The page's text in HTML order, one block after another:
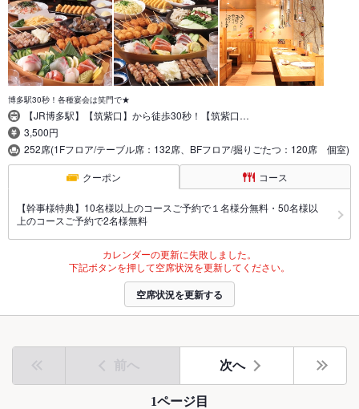
博多駅30秒！各種宴会は笑門で★
【JR博多駅】【筑紫口】から徒歩30秒！【筑紫口…
3,500円
252席(1Fフロア/テーブル席：132席、BFフロア/掘りごたつ：120席 個室)
クーポン コース
【幹事様特典】10名様以上のコースご予約で１名様分無料・50名様以
上のコースご予約で2名様無料
カレンダーの更新に失敗しました。
下記ボタンを押して空席状況を更新してください。
空席状況を更新する
前へ 次へ
1ページ目